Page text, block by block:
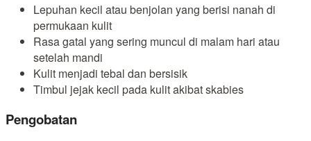
Lepuhan kecil atau benjolan yang berisi nanah di
permukaan kulit
Rasa gatal yang sering muncul di malam hari atau
setelah mandi
Kulit menjadi tebal dan bersisik
Timbul jejak kecil pada kulit akibat skabies
Pengobatan